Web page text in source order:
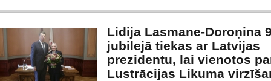
Lidija Lasmane-Doroņina
jubilejā tiekas ar Latvijas
prezidentu, lai vienotos
Lustrācijas Likuma